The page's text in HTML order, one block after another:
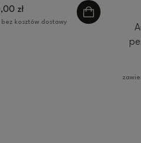
zł
kosztów dostawy